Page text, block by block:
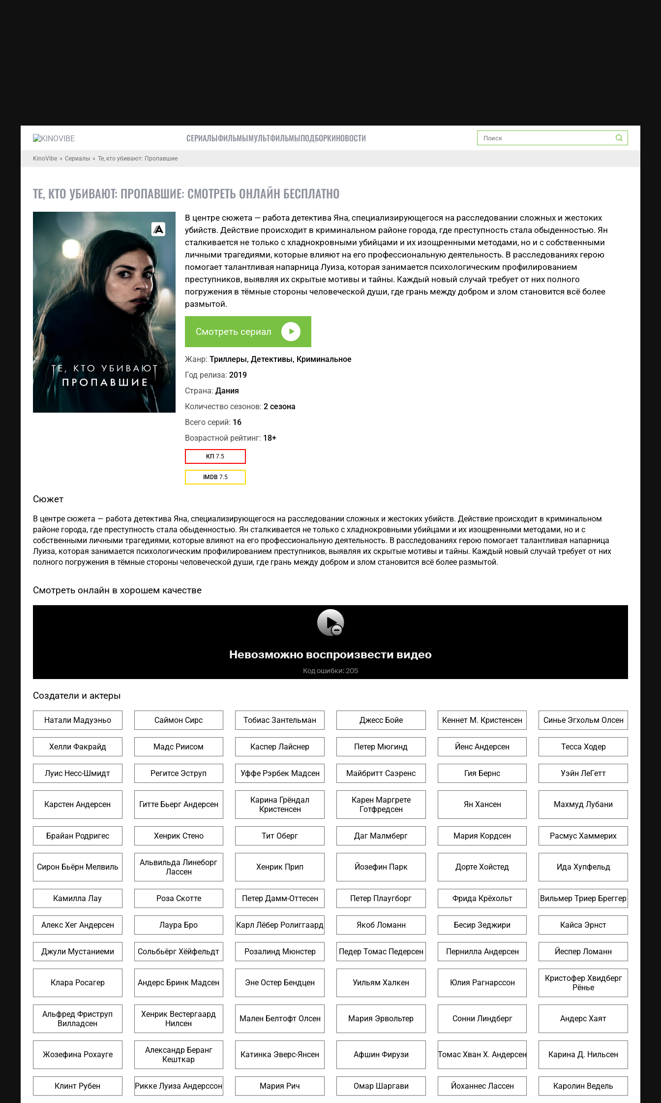
СЕРИАЛЫФИЛЬМЫМУЛЬТФИЛЬМЫПОДБОРКИНОВОСТИ
KinoVibe Сериалы Те, кто убивают: Пропавшие
ТЕ, КТО УБИВАЮТ: ПРОПАВШИЕ: СМОТРЕТЬ ОНЛАЙН БЕСПЛАТНО
В центре сюжета — работа детектива Яна, специализирующегося на расследовании сложных и жестоких
убийств. Действие происходит в криминальном районе города, где преступность стала обыденностью. Ян
сталкивается не только с хладнокровными убийцами и их изощренными методами, но и с собственными
личными трагедиями, которые влияют на его профессиональную деятельность. В расследованиях герою
помогает талантливая напарница Луиза, которая занимается психологическим профилированием
преступников, выявляя их скрытые мотивы и тайны. Каждый новый случай требует от них полного
погружения в тёмные стороны человеческой души, где грань между добром и злом становится всё более
размытой.
Смотреть сериал
Жанр: Триллеры, Детективы, Криминальное
Год релиза: 2019
Страна: Дания
Количество сезонов: 2 сезона
Всего серий: 16
Возрастной рейтинг: 18+
КП 7.5
IMDB 7.5
Сюжет
В центре сюжета — работа детектива Яна, специализирующегося на расследовании сложных и жестоких убийств. Действие происходит в криминальном
районе города, где преступность стала обыденностью. Ян сталкивается не только с хладнокровными убийцами и их изощренными методами, но и с
собственными личными трагедиями, которые влияют на его профессиональную деятельность. В расследованиях герою помогает талантливая напарница
Луиза, которая занимается психологическим профилированием преступников, выявляя их скрытые мотивы и тайны. Каждый новый случай требует от них
полного погружения в тёмные стороны человеческой души, где грань между добром и злом становится всё более размытой.
Смотреть онлайн в хорошем качестве
Создатели и актеры
Натали Мадуэньо Саймон Сирс Тобиас Зантельман Джесс Бойе Кеннет М. Кристенсен Синье Эгхольм Олсен
Хелли Факрайд Мадс Риисом Каспер Лайснер Петер Мюгинд Йенс Андерсен Тесса Ходер
Луис Несс-Шмидт Регитсе Эструп Уффе Рэрбек Мадсен Майбритт Саэренс Гия Бернс Уэйн ЛеГетт
Карстен Андерсен Гитте Бьерг Андерсен
Карина Грёндал
Кристенсен
Карен Маргрете
Готфредсен
Ян Хансен Махмуд Лубани
Брайан Родригес Хенрик Стено Тит Оберг Даг Малмберг Мария Кордсен Расмус Хаммерих
Сирон Бьёрн Мелвиль
Альвильда Линеборг
Лассен
Хенрик Прип Йозефин Парк Дорте Хойстед Ида Хупфельд
Камилла Лау Роза Скотте Петер Дамм-Оттесен Петер Плаугборг Фрида Крёхольт Вильмер Триер Бреггер
Алекс Хег Андерсен Лаура Бро Карл Лёбер Ролиггаард Якоб Ломанн Бесир Зеджири Кайса Эрнст
Джули Мустаниеми Сольбьёрг Хёйфельдт Розалинд Мюнстер Педер Томас Педерсен Пернилла Андерсен Йеспер Ломанн
Клара Росагер Андерс Бринк Мадсен Эне Остер Бендцен Уильям Халкен Юлия Рагнарссон
Кристофер Хвидберг
Рёнье
Альфред Фриструп
Вилладсен
Хенрик Вестергаард
Нилсен
Мален Белтофт Олсен Мария Эрвольтер Сонни Линдберг Андерс Хаят
Жозефина Рохауге
Александр Беранг
Кешткар
Катинка Эверс-Янсен Афшин Фирузи Томас Хван Х. Андерсен Карина Д. Нильсен
Клинт Рубен Рикке Луиза Андерссон Мария Рич Омар Шаргави Йоханнес Лассен Каролин Ведель